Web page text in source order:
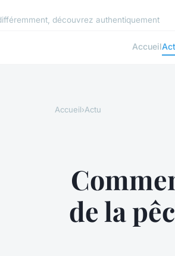
découvrez authentiquement
Accueil
Accueil›Actu
de la